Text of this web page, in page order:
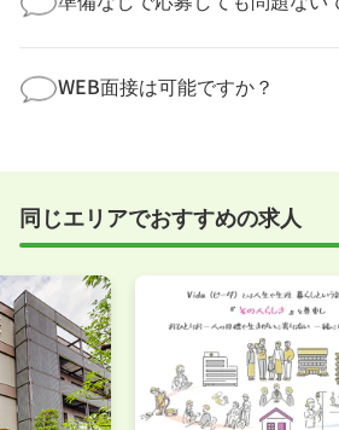
の様子を見ることで、より安心し
ださい！
まで、一からサポートいたします
たばかり」「何から始めればいい
WEB面接は可能ですか？
すめしていますが、企業様によっ
事前に確認することは可能ですの
付けください！
同じエリアでおすすめの求人